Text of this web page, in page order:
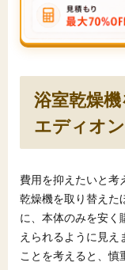
浴室乾燥
エディオ
費用を抑えたいと考
乾燥機を取り替えた
に、本体のみを安く
えられるように見え
ことを考えると、慎